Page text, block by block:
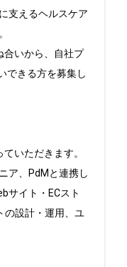
支えるヘルスケア
合いから、自社プ
できる方を募集し
いただきます。
ア、PdMと連携し
サイト・ECスト
の設計・運用、ユ